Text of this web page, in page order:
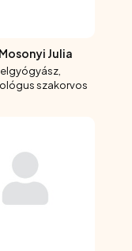
Julia
szakorvos